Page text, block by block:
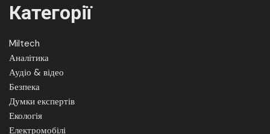
Категорії
Miltech
Аналітика
Аудіо & відео
Безпека
Думки експертів
Екологія
Електромобілі